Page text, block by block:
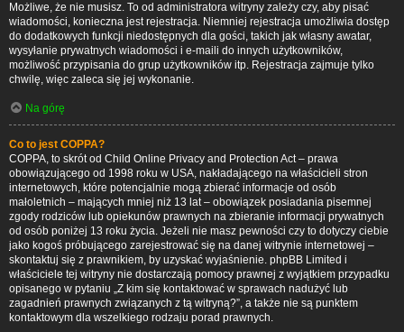
Możliwe, że nie musisz. To od administratora witryny zależy czy, aby pisać
wiadomości, konieczna jest rejestracja. Niemniej rejestracja umożliwia dostęp
do dodatkowych funkcji niedostępnych dla gości, takich jak własny awatar,
wysyłanie prywatnych wiadomości i e-maili do innych użytkowników,
możliwość przypisania do grup użytkowników itp. Rejestracja zajmuje tylko
chwilę, więc zaleca się jej wykonanie.
Na górę
Co to jest COPPA?
COPPA, to skrót od Child Online Privacy and Protection Act – prawa
obowiązującego od 1998 roku w USA, nakładającego na właścicieli stron
internetowych, które potencjalnie mogą zbierać informacje od osób
małoletnich – mających mniej niż 13 lat – obowiązek posiadania pisemnej
zgody rodziców lub opiekunów prawnych na zbieranie informacji prywatnych
od osób poniżej 13 roku życia. Jeżeli nie masz pewności czy to dotyczy ciebie
jako kogoś próbującego zarejestrować się na danej witrynie internetowej –
skontaktuj się z prawnikiem, by uzyskać wyjaśnienie. phpBB Limited i
właściciele tej witryny nie dostarczają pomocy prawnej z wyjątkiem przypadku
opisanego w pytaniu „Z kim się kontaktować w sprawach nadużyć lub
zagadnień prawnych związanych z tą witryną?”, a także nie są punktem
kontaktowym dla wszelkiego rodzaju porad prawnych.